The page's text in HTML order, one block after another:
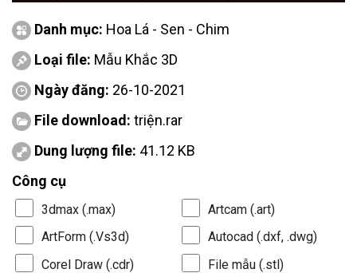
Danh mục: Hoa Lá - Sen - Chim
Loại file: Mẫu Khắc 3D
Ngày đăng: 26-10-2021
File download: triện.rar
Dung lượng file: 41.12 KB
Công cụ
3dmax (.max)
Artcam (.art)
ArtForm (.Vs3d)
Autocad (.dxf, .dwg)
Corel Draw (.cdr)
File mẫu (.stl)